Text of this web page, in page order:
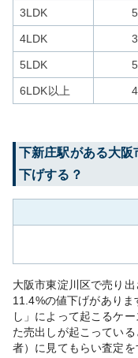
3LDK
4LDK
5LDK
6LDK以上
下新庄駅がある大阪
下げする？
大阪市東淀川区で売り
11.4%の値下げがあり
し」によって起こるケ
た売出しが起こってい
者）に見てもらい査定を